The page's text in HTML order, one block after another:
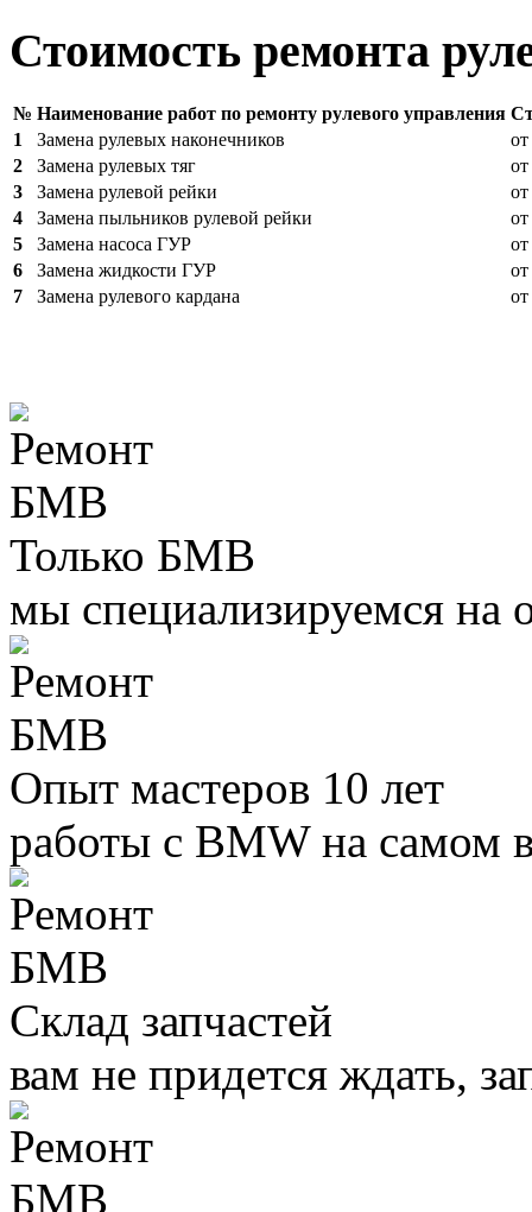
Стоимость ремонта
№ Наименование работ по ремонту рулевого управления
1
Замена рулевых наконечников
2
Замена рулевых тяг
3
Замена рулевой рейки
4
Замена пыльников рулевой рейки
5
Замена насоса ГУР
6
Замена жидкости ГУР
7
Замена рулевого кардана
Только БМВ
мы специализируемся
Опыт мастеров 10 лет
работы с BMW на самом
Склад запчастей
вам не придется ждать,